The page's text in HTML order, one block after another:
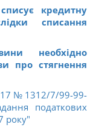
кредитну
списання
необхідно
про стягнення
№ 1312/7/99-99-
податкових
року"